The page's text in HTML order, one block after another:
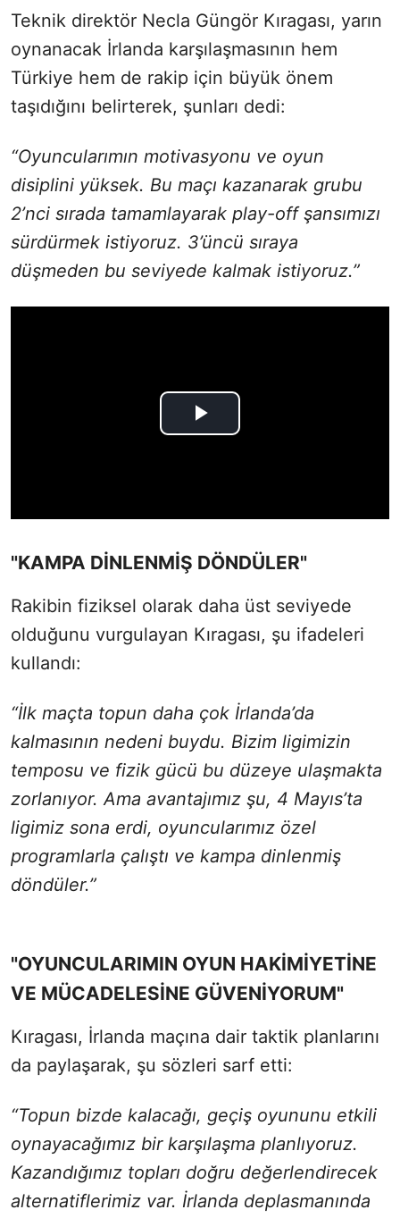
Teknik direktör Necla Güngör Kıragası, yarın
oynanacak İrlanda karşılaşmasının hem
Türkiye hem de rakip için büyük önem
taşıdığını belirterek, şunları dedi:
“Oyuncularımın motivasyonu ve oyun
disiplini yüksek. Bu maçı kazanarak grubu
2’nci sırada tamamlayarak play-off şansımızı
sürdürmek istiyoruz. 3’üncü sıraya
düşmeden bu seviyede kalmak istiyoruz.”
"KAMPA DİNLENMİŞ DÖNDÜLER"
Rakibin fiziksel olarak daha üst seviyede
olduğunu vurgulayan Kıragası, şu ifadeleri
kullandı:
“İlk maçta topun daha çok İrlanda’da
kalmasının nedeni buydu. Bizim ligimizin
temposu ve fizik gücü bu düzeye ulaşmakta
zorlanıyor. Ama avantajımız şu, 4 Mayıs’ta
ligimiz sona erdi, oyuncularımız özel
programlarla çalıştı ve kampa dinlenmiş
döndüler.”
"OYUNCULARIMIN OYUN HAKİMİYETİNE
VE MÜCADELESİNE GÜVENİYORUM"
Kıragası, İrlanda maçına dair taktik planlarını
da paylaşarak, şu sözleri sarf etti:
“Topun bizde kalacağı, geçiş oyununu etkili
oynayacağımız bir karşılaşma planlıyoruz.
Kazandığımız topları doğru değerlendirecek
alternatiflerimiz var. İrlanda deplasmanında